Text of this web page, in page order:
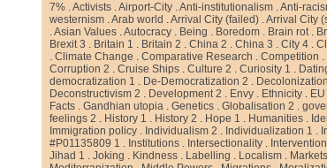
7% .Activists .Airport-City .Anti-institutionalism .Anti-
westernism .Arab world .Arrival City (failed) .Arrival City
.Asian Values .Autocracy . Being . Boredom . Brain rot.
Brexit 3 . Britain 1 . Britain 2 .China 2 .China 3 .City 4 .
.Climate Change .Comparative Research .Competition .
Corruption 2 .Cruise Ships .Culture 2 .Curiosity 1 .
democratization 1 . De-Democratization 2 .
Deconstructivism 2 . Development 2 . Envy . Ethnicity . EU
Facts .Gandhian utopia .Genetics .Globalisation 2 .
feelings 2 . History 1 . History 2 . Hope 1 . Humanities .
Immigration policy . Individualism 2 . Individualization 1 .
#P01135809 1 . Institutions . Intersectionality .
Jihad 1 .Joking . Kindness . Labelling . Localism .